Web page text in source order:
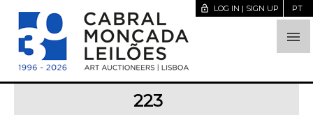

lock_open LOG IN | SIGN UP PT
223